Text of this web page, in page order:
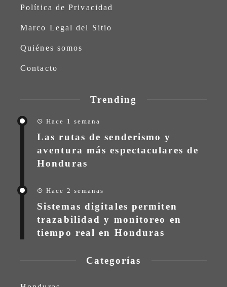
Política de Privacidad
Marco Legal del Sitio
Quiénes somos
Contacto
Trending
Hace 1 semana
Las rutas de senderismo y
aventura más espectaculares de
Honduras
Hace 2 semanas
Sistemas digitales permiten
trazabilidad y monitoreo en
tiempo real en Honduras
Categorías